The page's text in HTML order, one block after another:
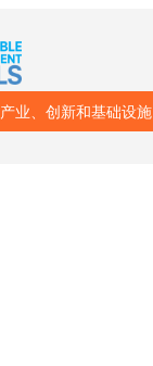
产业、创新和基础设施